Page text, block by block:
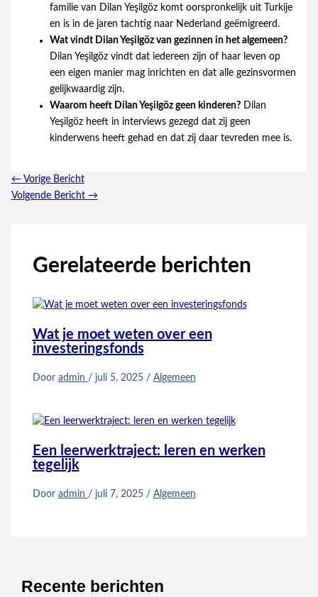
familie van Dilan Yeşilgöz komt oorspronkelijk uit Turkije
en is in de jaren tachtig naar Nederland geëmigreerd.
Wat vindt Dilan Yeşilgöz van gezinnen in het algemeen?
Dilan Yeşilgöz vindt dat iedereen zijn of haar leven op
een eigen manier mag inrichten en dat alle gezinsvormen
gelijkwaardig zijn.
Waarom heeft Dilan Yeşilgöz geen kinderen?Dilan
Yeşilgöz heeft in interviews gezegd dat zij geen
kinderwens heeft gehad en dat zij daar tevreden mee is.
←Vorige Bericht
Volgende Bericht →
Gerelateerde berichten
Wat je moet weten over een
investeringsfonds
Door admin / juli 5, 2025 / Algemeen
Een leerwerktraject: leren en werken
tegelijk
Door admin / juli 7, 2025 / Algemeen
Recente berichten